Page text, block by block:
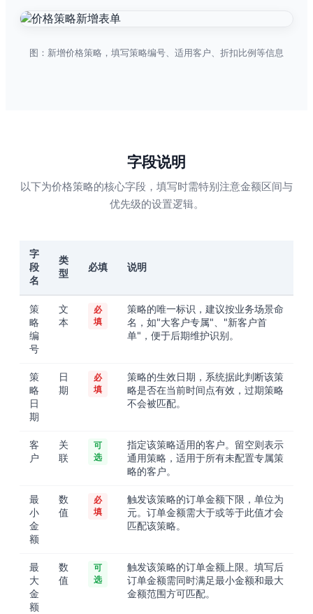
图：新增价格策略，填写策略编号、适用客户、折扣比例等信息
字段说明
以下为价格策略的核心字段，填写时需特别注意金额区间与
优先级的设置逻辑。
字
段
名
类
型
必填 说明
策
略
编
号
文
本
必
填
策略的唯一标识，建议按业务场景命
名，如"大客户专属"、"新客户首
单"，便于后期维护识别。
策
略
日
期
日
期
必
填
策略的生效日期，系统据此判断该策
略是否在当前时间点有效，过期策略
不会被匹配。
客
户
关
联
可
选
指定该策略适用的客户。留空则表示
通用策略，适用于所有未配置专属策
略的客户。
最
小
金
额
数
值
必
填
触发该策略的订单金额下限，单位为
元。订单金额需大于或等于此值才会
匹配该策略。
最
大
金
额
数
值
可
选
触发该策略的订单金额上限。填写后
订单金额需同时满足最小金额和最大
金额范围方可匹配。